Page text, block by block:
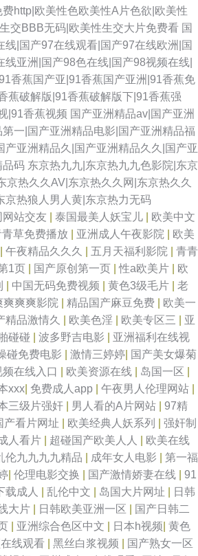
http|欧美性色欧美性A片色欲|欧美性
交BBB无码|欧美性生交大片免费看 国
线|国产97在线观看|国产97在线欧洲|国
线亚洲|国产98色在线|国产98视频在线|
91香蕉国产亚|91香蕉国产亚洲|91香蕉免
蕉破解版|91香蕉破解版下|91香蕉强
|91香蕉视频 国产亚洲精品av|国产亚洲
一|国产亚洲精品电影|国产亚洲精品福
产亚洲精品久|国产亚洲精品久久|国产亚
品码 东京热九九|东京热九九色影院|东京
京热久久AV|东京热久久网|东京热久久
京热狼人男人黄|东京热力无码
网站交友 泰国最美人妖宝儿
欧美中文
青草免费播放 亚洲成人午夜影院
欧美
午夜精品久久久 五月天福利影院
青青
1页 国产原创第一页 |性a欧美片
欧
中国无码免费视频 黄色3级毛片
老
爽爽爽影院 精品国产麻豆免费
欧美一
精品激情久 欧美色淫 欧美专区三
亚
碰碰 波多野吉电影
亚洲福利在线视
碰免费电影 激情三婷婷
国产美女爆菊
在线入口 欧美资源在线 岛国一区
xxx 免费成人app 午夜男人伦理网站
三级片强奸 男人看的A片网站
97精
产看片网址 欧美经典人妖系列
强奸制
人看片 超碰国产欧美人人
欧美在线
伦九九九九精品 成年女人电影
第一福
伦理电影交换 国产激情娇妻在线
91
载成人 乱伦中文 岛国大片网址
日韩
大片 日韩欧美亚洲一区
国产日韩二
亚洲综合色区中文 日本h视频 黄色
线观看 黑丝白浆视频
国产熟女一区